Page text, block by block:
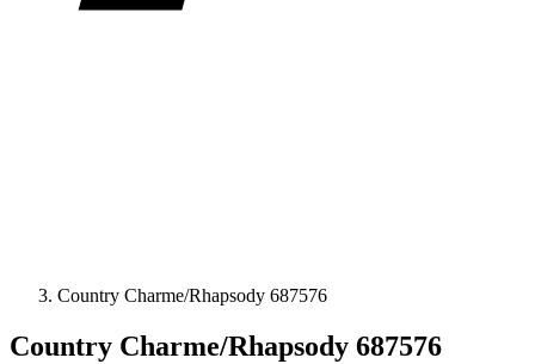
Country Charme/Rhapsody 687576
Country Charme/Rhapsody 687576